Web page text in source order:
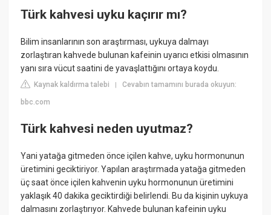
Türk kahvesi uyku kaçırır mı?
Bilim insanlarının son araştırması, uykuya dalmayı
zorlaştıran kahvede bulunan kafeinin uyarıcı etkisi olmasının
yanı sıra vücut saatini de yavaşlattığını ortaya koydu.
Kaynak kaldırma talebi |Cevabın tamamını burada okuyun:
bbc.com
Türk kahvesi neden uyutmaz?
Yani yatağa gitmeden önce içilen kahve, uyku hormonunun
üretimini geciktiriyor. Yapılan araştırmada yatağa gitmeden
üç saat önce içilen kahvenin uyku hormonunun üretimini
yaklaşık 40 dakika geciktirdiği belirlendi. Bu da kişinin uykuya
dalmasını zorlaştırıyor. Kahvede bulunan kafeinin uyku